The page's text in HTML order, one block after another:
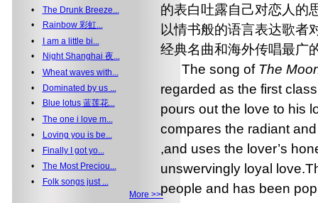
• The Drunk Breeze...
•
Rainbow 彩虹...
•
I am a little bi...
•
Night Shanghai 夜...
• Wheat waves with...
•
Dominated by us ...
•
Blue lotus 蓝莲花...
• The one i love m...
•
Loving you is be...
•
Finally I got yo...
• The Most Preciou...
•
Folk songs just ...
More >>
的表白吐露自己对恋人的
以情书般的语言表达歌者
经典名曲和海外传唱最广
The song of The
regarded as the first
pours out the love to his
compares the radiant
,and uses the lover’s
unswervingly loyal
people and has been